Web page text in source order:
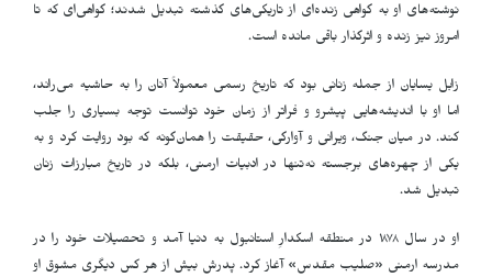
نوشته‌های او به گواهی زنده‌ای از تاریکی‌های گذشته تبدیل شدند؛ گواهی‌ای که تا
امروز نیز زنده و اثرگذار باقی مانده است.
زابل یسایان از جمله زنانی بود که تاریخ رسمی معمولاً آنان را به حاشیه می‌راند،
اما او با اندیشه‌هایی پیشرو و فراتر از زمان خود توانست توجه بسیاری را جلب
کند. در میان جنگ، ویرانی و آوارگی، حقیقت را همان‌گونه که بود روایت کرد و به
یکی از چهره‌های برجسته نه‌تنها در ادبیات ارمنی، بلکه در تاریخ مبارزات زنان
تبدیل شد.
او در سال ۱۸۷۸ در منطقه اسکدارِ استانبول به دنیا آمد و تحصیلات خود را در
مدرسه ارمنی «صلیب مقدس» آغاز کرد. پدرش بیش از هر کس دیگری مشوق او